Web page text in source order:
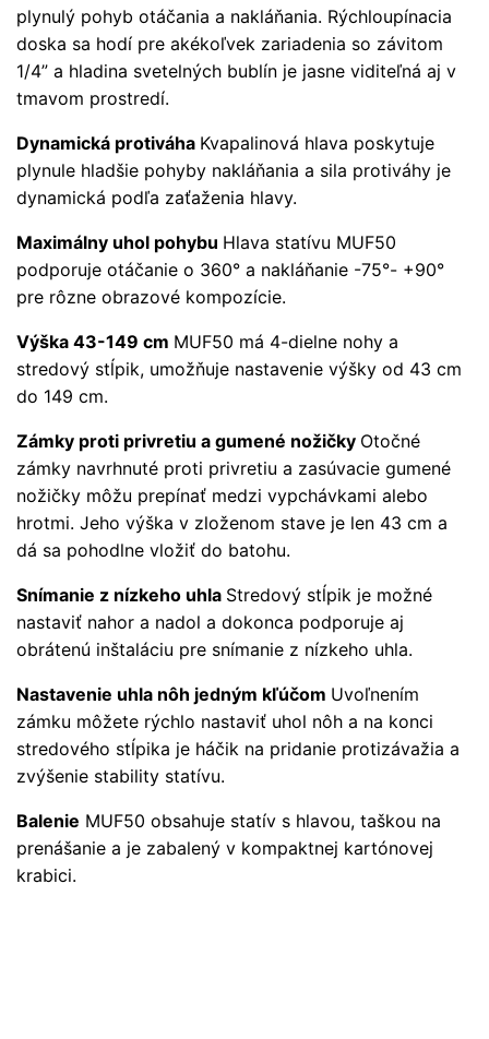
plynulý pohyb otáčania a nakláňania. Rýchloupínacia
doska sa hodí pre akékoľvek zariadenia so závitom
1/4” a hladina svetelných bublín je jasne viditeľná aj v
tmavom prostredí.
Dynamická protiváha Kvapalinová hlava poskytuje
plynule hladšie pohyby nakláňania a sila protiváhy je
dynamická podľa zaťaženia hlavy.
Maximálny uhol pohybu Hlava statívu MUF50
podporuje otáčanie o 360° a nakláňanie -75°- +90°
pre rôzne obrazové kompozície.
Výška 43-149 cm MUF50 má 4-dielne nohy a
stredový stĺpik, umožňuje nastavenie výšky od 43 cm
do 149 cm.
Zámky proti privretiu a gumené nožičky Otočné
zámky navrhnuté proti privretiu a zasúvacie gumené
nožičky môžu prepínať medzi vypchávkami alebo
hrotmi. Jeho výška v zloženom stave je len 43 cm a
dá sa pohodlne vložiť do batohu.
Snímanie z nízkeho uhla Stredový stĺpik je možné
nastaviť nahor a nadol a dokonca podporuje aj
obrátenú inštaláciu pre snímanie z nízkeho uhla.
Nastavenie uhla nôh jedným kľúčom Uvoľnením
zámku môžete rýchlo nastaviť uhol nôh a na konci
stredového stĺpika je háčik na pridanie protizávažia a
zvýšenie stability statívu.
Balenie MUF50 obsahuje statív s hlavou, taškou na
prenášanie a je zabalený v kompaktnej kartónovej
krabici.